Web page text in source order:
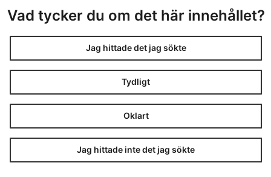
Vad tycker du om det här innehållet?
Jag hittade det jag sökte
Tydligt
Oklart
Jag hittade inte det jag sökte